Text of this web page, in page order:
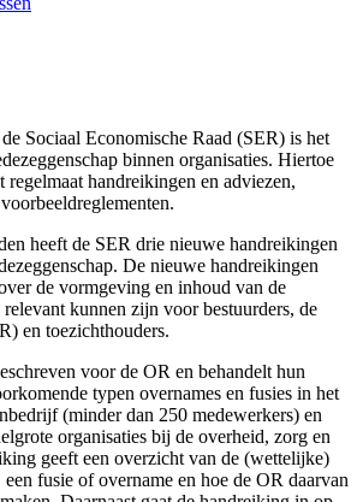
Sociaal Economische Raad (SER) is het
binnen organisaties. Hiertoe
regelmaat handreikingen en adviezen,
heeft de SER drie nieuwe handreikingen
De nieuwe handreikingen
de vormgeving en inhoud van de
relevant kunnen zijn voor bestuurders, de
en toezichthouders.
voor de OR en behandelt hun
typen overnames en fusies in het
(minder dan 250 medewerkers) en
organisaties bij de overheid, zorg en
geeft een overzicht van de (wettelijke)
fusie of overname en hoe de OR daarvan